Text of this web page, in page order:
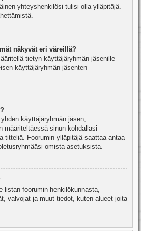
yhteyshenkilösi tulisi olla ylläpitäjä.
näkyvät eri väreillä?
tietyn käyttäjäryhmän jäsenille
käyttäjäryhmän jäsenten
käyttäjäryhmän jäsen,
määriteltäessä sinun kohdallasi
titteliä. Foorumin ylläpitäjä saattaa antaa
omista asetuksista.
listan foorumin henkilökunnasta,
valvojat ja muut tiedot, kuten alueet joita